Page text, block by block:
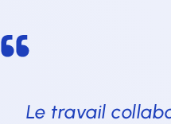
Le travail